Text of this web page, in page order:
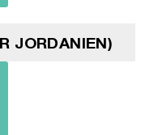
JORDANIEN)